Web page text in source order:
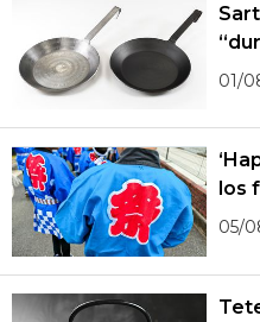
01/
los
05/